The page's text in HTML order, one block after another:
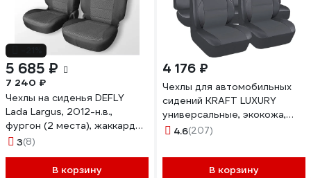
5 685 ₽
7 240 ₽
Чехлы на сиденья DEFLY
Lada Largus, 2012-н.в.,
фургон (2 места), жаккард
V015-2-2
3(8)
В корзину
4 176 ₽
Чехлы для автомобильных
сидений KRAFT LUXURY
универсальные, экокожа,
серые KT 835642
4.6(207)
В корзину